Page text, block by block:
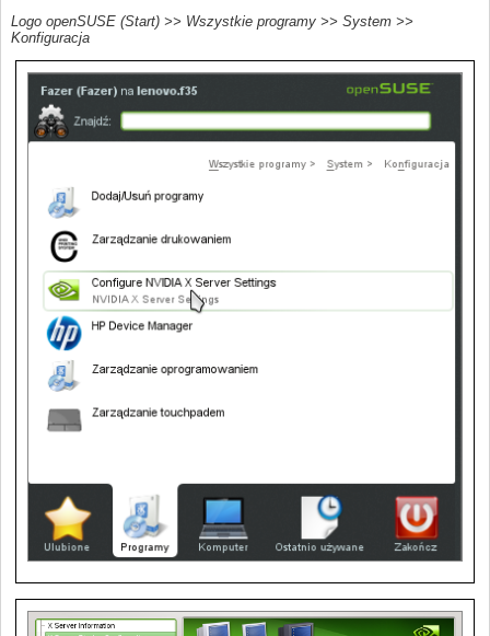
Logo openSUSE (Start) >> Wszystkie programy >> System >>
Konfiguracja